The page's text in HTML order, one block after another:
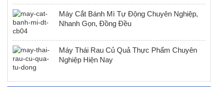
Máy Cắt Bánh Mì Tự Động Chuyên Nghiệp,
Nhanh Gọn, Đồng Đều
Máy Thái Rau Củ Quả Thực Phẩm Chuyên
Nghiệp Hiện Nay